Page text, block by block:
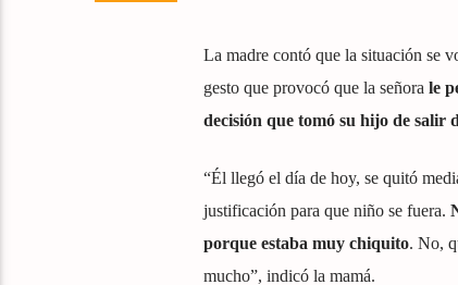
La madre contó que la situación se
gesto que provocó que la señora le
decisión que tomó su hijo de salir
“Él llegó el día de hoy, se quitó
justificación para que niño se fuera.
porque estaba muy chiquito. No,
mucho”, indicó la mamá.